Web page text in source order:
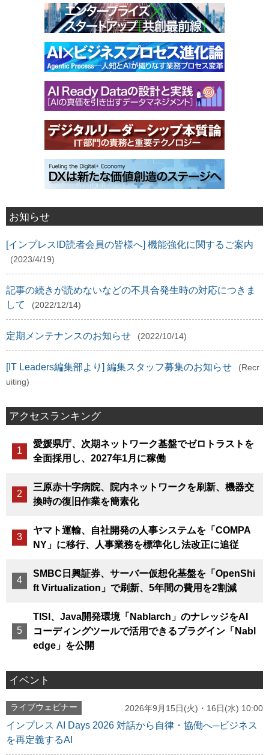
お知らせ
[インプレスID読者会員の皆様へ] 機能強化に関するご案内
(2023/4/19)
記事の続きが読めないなどの不具合発生時の対応につきま
して
(2022/12/14)
定期メンテナンスのお知らせ (2022/10/14)
[IT Leaders編集部より] 編集スタッフ募集のお知らせ
(Recr
uiting)
アクセスランキング
愛媛県庁、次期ネットワーク基盤でゼロトラストを
全面採用し、2027年1月に稼働
三原赤十字病院、院内ネットワークを刷新、機器交
換時の復旧作業を簡素化
ヤマト運輸、自社開発の人事システムを「COMPA
NY」に移行、人事業務を標準化し法改正に追従
SMBC日興証券、サーバー仮想化基盤を「OpenShi
ft Virtualization」で刷新、5年間の費用を2割減
TISI、Java開発環境「Nablarch」のナレッジをAI
コーディングツールで活用できるプラグイン「Nabl
edge」を公開
イベント
ライブウェビナー 2026年9月15日(火)・16日(水) 10:00
インプレス AI Days 2026 対話から自律・協働へ─ビジネス
を再定義するAI